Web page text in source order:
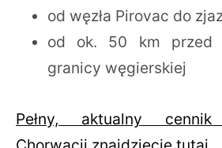
od węzła Pirovac do
od ok. 50 km przed
granicy węgierskiej
Pełny, aktualny